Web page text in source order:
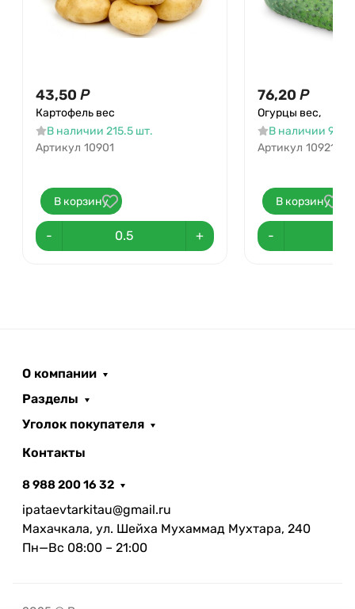
43,50 Р
Картофель вес
В наличии 215.5 шт.
Артикул 10901
В корзину
- +
76,20 Р
Огурцы вес,
В наличии 93.8
Артикул 10921
В корзину
-
О компании
Разделы
Уголок покупателя
Контакты
8 988 200 16 32
ipataevtarkitau@gmail.ru
Махачкала, ул. Шейха Мухаммад Мухтара, 240
Пн—Вс 08:00 – 21:00